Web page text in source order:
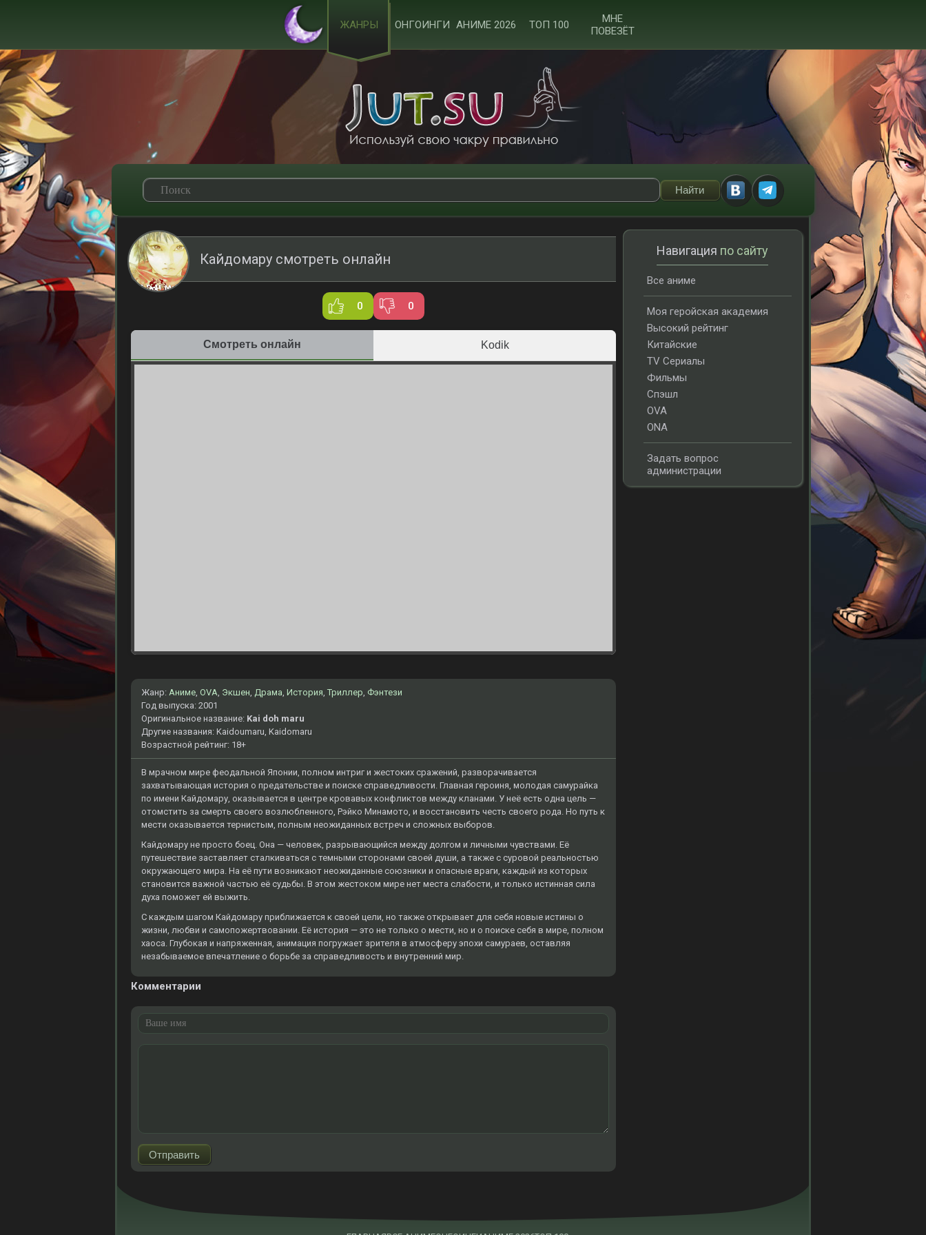
ЖАНРЫ ОНГОИНГИ АНИМЕ 2026 ТОП 100
МНЕ
ПОВЕЗЁТ
Кайдомару смотреть онлайн
0 0
Смотреть онлайн Kodik
Жанр: Аниме, OVA, Экшен, Драма, История, Триллер, Фэнтези
Год выпуска: 2001
Оригинальное название: Kai doh maru
Другие названия: Kaidoumaru, Kaidomaru
Возрастной рейтинг: 18+
В мрачном мире феодальной Японии, полном интриг и жестоких сражений, разворачивается
захватывающая история о предательстве и поиске справедливости. Главная героиня, молодая самурайка
по имени Кайдомару, оказывается в центре кровавых конфликтов между кланами. У неё есть одна цель —
отомстить за смерть своего возлюбленного, Рэйко Минамото, и восстановить честь своего рода. Но путь к
мести оказывается тернистым, полным неожиданных встреч и сложных выборов.
Кайдомару не просто боец. Она — человек, разрывающийся между долгом и личными чувствами. Её
путешествие заставляет сталкиваться с темными сторонами своей души, а также с суровой реальностью
окружающего мира. На её пути возникают неожиданные союзники и опасные враги, каждый из которых
становится важной частью её судьбы. В этом жестоком мире нет места слабости, и только истинная сила
духа поможет ей выжить.
С каждым шагом Кайдомару приближается к своей цели, но также открывает для себя новые истины о
жизни, любви и самопожертвовании. Её история — это не только о мести, но и о поиске себя в мире, полном
хаоса. Глубокая и напряженная, анимация погружает зрителя в атмосферу эпохи самураев, оставляя
незабываемое впечатление о борьбе за справедливость и внутренний мир.
Комментарии
Навигация по сайту
Все аниме
Моя геройская академия
Высокий рейтинг
Китайские
TV Сериалы
Фильмы
Спэшл
OVA
ONA
Задать вопрос
администрации